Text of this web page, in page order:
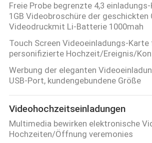
Freie Probe begrenzte 4,3
1GB Videobroschüre der geschickten
Videodruckmit Li-Batterie 1000mah
Touch Screen Videoeinladungs-Karte
personifizierte Hochzeit/Ereignis/
Werbung der eleganten
USB-Port, kundengebundene Größe
Videohochzeitseinladungen
Multimedia bewirken elektronische
Hochzeiten/Öffnung veremonies